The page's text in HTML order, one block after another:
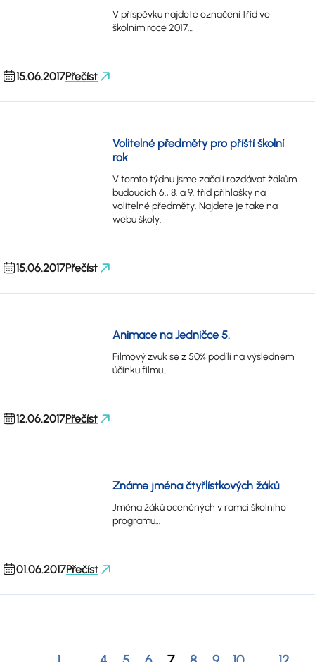
V příspěvku najdete označení tříd ve
školním roce 2017…
Přečíst
15.06.2017
Volitelné předměty pro příští školní
rok
V tomto týdnu jsme začali rozdávat žákům
budoucích 6., 8. a 9. tříd přihlášky na
volitelné předměty. Najdete je také na
webu školy.
Přečíst
15.06.2017
Animace na Jedničce 5.
Filmový zvuk se z 50% podílí na výsledném
účinku filmu…
Přečíst
12.06.2017
Známe jména čtyřlístkových žáků
Jména žáků oceněných v rámci školního
programu…
Přečíst
01.06.2017